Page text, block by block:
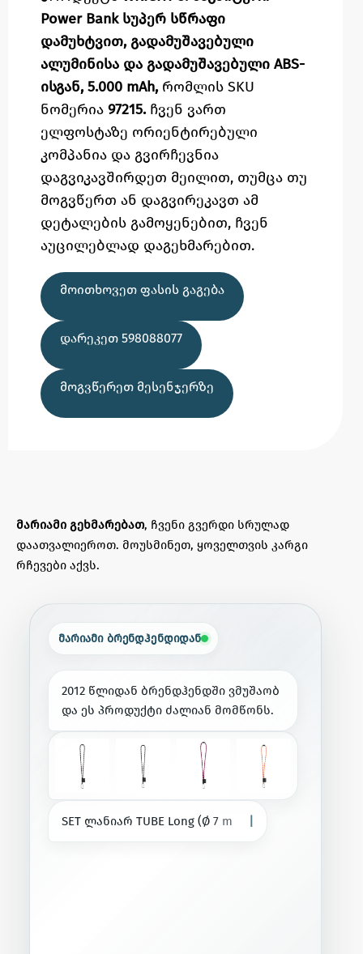
Power Bank სუპერ სწრაფი
დამუხტვით, გადამუშავებული
ალუმინისა და გადამუშავებული ABS-
ისგან, 5.000 mAh, რომლის SKU
ნომერია 97215. ჩვენ ვართ
ელფოსტაზე ორიენტირებული
კომპანია და გვირჩევნია
დაგვიკავშირდეთ მეილით, თუმცა თუ
მოგვწერთ ან დაგვირეკავთ ამ
დეტალების გამოყენებით, ჩვენ
აუცილებლად დაგეხმარებით.
ᲛᲝᲘᲗᲮᲝᲕᲔᲗ ᲤᲐᲡᲘᲡ ᲒᲐᲒᲔᲑᲐ
ᲓᲐᲠᲔᲙᲔᲗ 598088077
ᲛᲝᲒᲕᲬᲔᲠᲔᲗ ᲛᲔᲡᲔᲜᲯᲔᲠᲖᲔ
მარიამი გეხმარებათ, ჩვენი გვერდი სრულად
დაათვალიეროთ. მოუსმინეთ, ყოველთვის კარგი
რჩევები აქვს.
მარიამი ბრენდჰენდიდან
2012 წლიდან ბრენდჰენდში ვმუშაობ
და ეს პროდუქტი ძალიან მომწონს.
SET ლანიარ TUBE Long (Ø 7 m